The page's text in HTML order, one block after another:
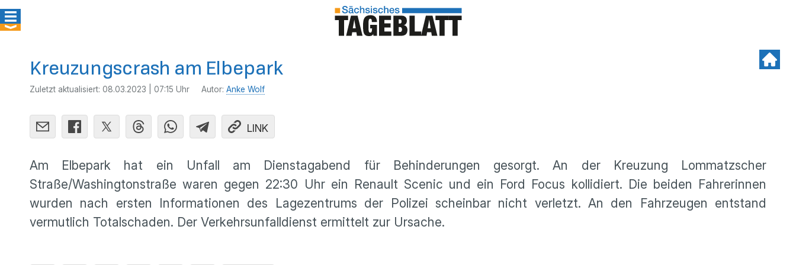
Kreuzungscrash am Elbepark
Zuletzt aktualisiert: 08.03.2023 | 07:15 Uhr Autor: Anke Wolf
LINK
Am Elbepark hat ein Unfall am Dienstagabend für Behinderungen gesorgt. An der Kreuzung Lommatzscher
Straße/Washingtonstraße waren gegen 22:30 Uhr ein Renault Scenic und ein Ford Focus kollidiert. Die beiden Fahrerinnen
wurden nach ersten Informationen des Lagezentrums der Polizei scheinbar nicht verletzt. An den Fahrzeugen entstand
vermutlich Totalschaden. Der Verkehrsunfalldienst ermittelt zur Ursache.